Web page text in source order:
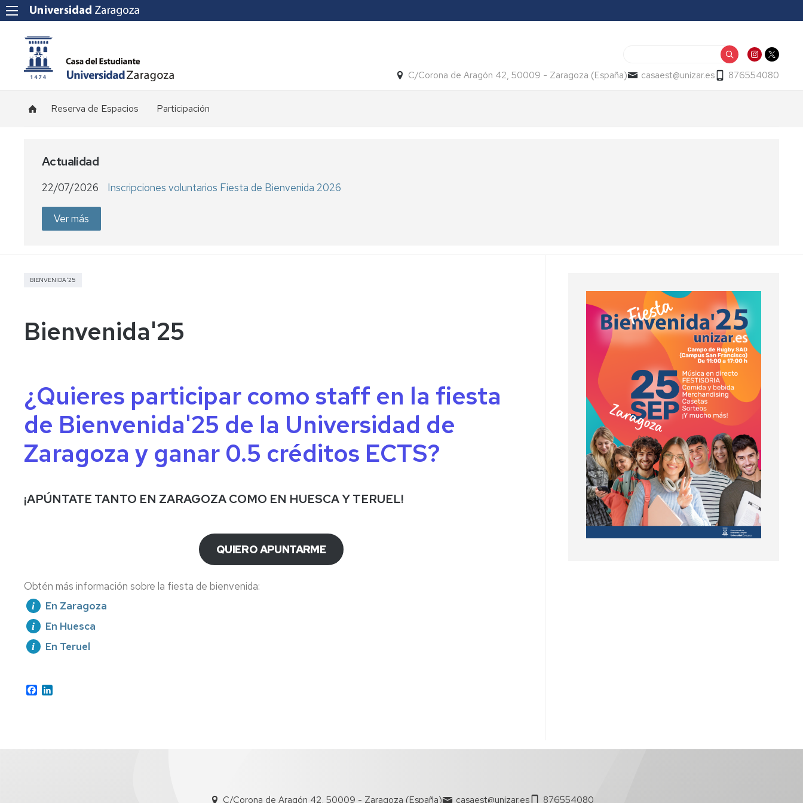
C/Corona de Aragón 42, 50009 - Zaragoza (España) casaest@unizar.es 876554080
Reserva de Espacios Participación
Delegaciones
de
Actualidad
22/07/2026 Inscripciones voluntarios Fiesta de Bienvenida 2026
Ver más
BIENVENIDA'25
Bienvenida'25
¿Quieres participar como staff en la fiesta
de Bienvenida'25 de la Universidad de
Zaragoza y ganar 0.5 créditos ECTS?
¡APÚNTATE TANTO EN ZARAGOZA COMO EN HUESCA Y TERUEL!
QUIERO APUNTARME
Obtén más información sobre la fiesta de bienvenida:
En Zaragoza
En Huesca
En Teruel
Facebook
C/Corona de Aragón 42, 50009 - Zaragoza (España) casaest@unizar.es 876554080